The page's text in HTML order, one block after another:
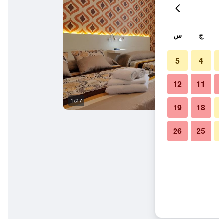
1/27
ج س
4
5
11
12
18
19
25
26